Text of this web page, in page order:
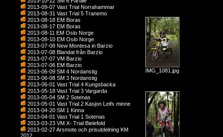
2013-09-07 Vast Trial Norrahammar
2013-08-31 Vast Trial 5 Tranemo
2013-08-18 EM Boras
2013-08-17 EM Boras
2013-08-11 EM Oslo Norge
2013-08-10 EM Oslo Norge
2013-07-08 New Montesa in Barzio
2013-07-08 Blandat från Barzio
2013-07-07 VM Barzio
2013-07-06 EM Barzio
2013-06-09 SM 4 Nordanstig
2013-06-08 SM 3 Nordanstig
2013-06-01 Vast Trial 4 Kungsbacka
2013-05-18 Vast Trial 3 Vargarda
2013-05-04 SM 2 Sotenas
2013-05-01 Vast Trial 2 Kasjon Leifs minne
2013-04-20 SM 1 Kinna
2013-04-01 Vast Trial 1 Sotenas
2013-03-23 VM X- Trial Bielefeld
2013-02-27 Arsmote och prisutdelning KM
2012
IMG_1081.jpg